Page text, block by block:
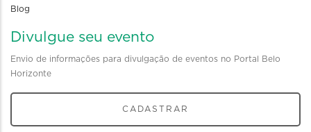
Blog
Divulgue seu evento
Envio de informações para divulgação de eventos no Portal Belo
Horizonte
CADASTRAR